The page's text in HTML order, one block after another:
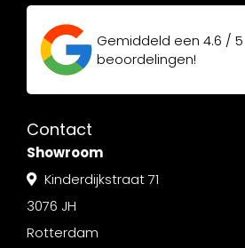
Gemiddeld een 4.6 / 5
beoordelingen!
Contact
Showroom
Kinderdijkstraat 71
3076 JH
Rotterdam